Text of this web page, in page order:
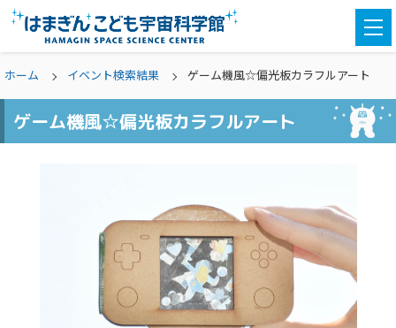
ホーム イベント検索結果 ゲーム機風☆偏光板カラフルアート
ゲーム機風☆偏光板カラフルアート